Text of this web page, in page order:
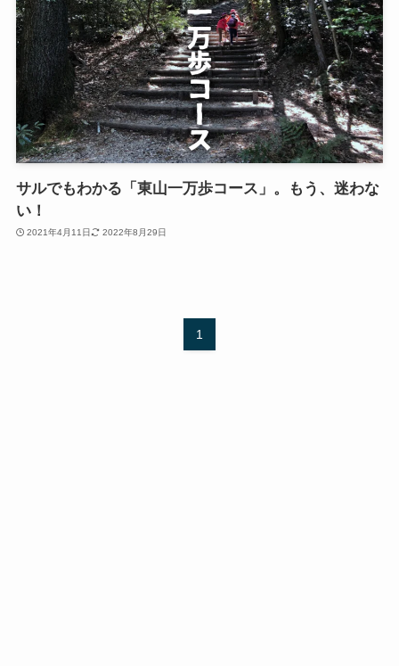
サルでもわかる「東山一万歩コース」。もう、迷わな
い！
2021年4月11日 2022年8月29日
1